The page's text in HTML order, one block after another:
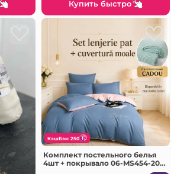
Купить быстро
КэшБэк: 250
Комплект постельного белья
4шт + покрывало 06-MS454-20-